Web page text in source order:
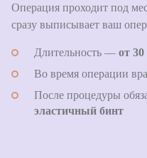
Операция проходит под
сразу выписывает ваш
Длительность — ​​​​​​​ от
Во время операции
После процедуры
эластичный бинт